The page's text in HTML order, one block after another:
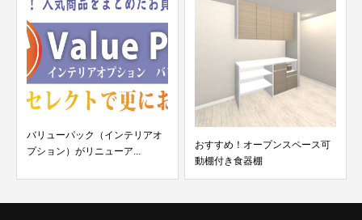
バリューパック（インテリアオ
プション）がリニューア...
おすすめ！オープンスペース可
動棚付き食器棚